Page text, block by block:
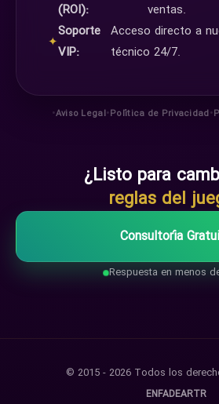
(ROI):
ventas.
✦
Soporte
VIP:
Acceso directo a
técnico 24/7.
•Aviso Legal•Política de Privacidad•
¿Listo para
reglas del
Consultoría
Respuesta en menos
© 2015 - 2026 Todos los
ENFADEARTR